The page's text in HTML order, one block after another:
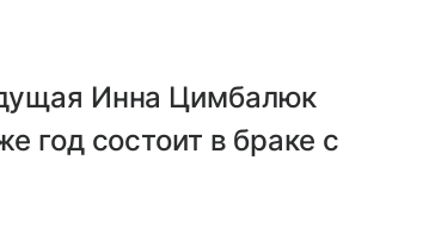
Инна Цимбалюк
год состоит в браке с